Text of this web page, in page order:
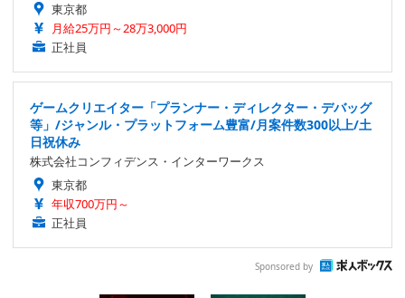
東京都
月給25万円～28万3,000円
正社員
ゲームクリエイター「プランナー・ディレクター・デバッグ
等」/ジャンル・プラットフォーム豊富/月案件数300以上/土
日祝休み
株式会社コンフィデンス・インターワークス
東京都
年収700万円～
正社員
Sponsored by